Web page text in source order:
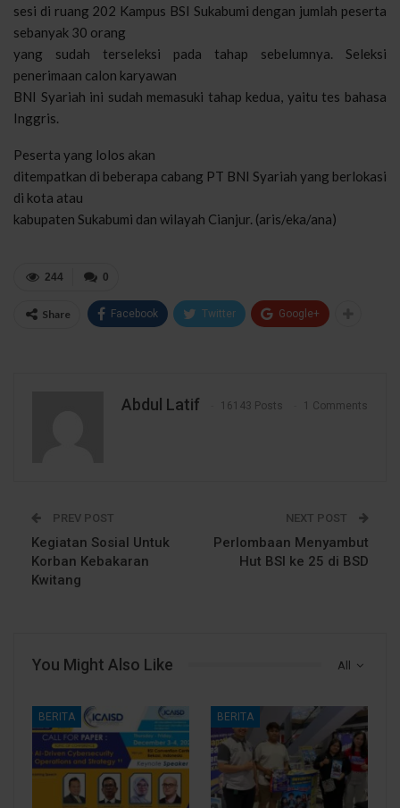
sesi di ruang 202 Kampus BSI Sukabumi dengan jumlah peserta
sebanyak 30 orang
yang sudah terseleksi pada tahap sebelumnya. Seleksi
penerimaan calon karyawan
BNI Syariah ini sudah memasuki tahap kedua, yaitu tes bahasa
Inggris.
Peserta yang lolos akan
ditempatkan di beberapa cabang PT BNI Syariah yang berlokasi
di kota atau
kabupaten Sukabumi dan wilayah Cianjur. (aris/eka/ana)
0
244
Share Facebook Twitter Google+
Abdul Latif 16143 Posts 1 Comments
PREV POST
Kegiatan Sosial Untuk
Korban Kebakaran
Kwitang
NEXT POST
Perlombaan Menyambut
Hut BSI ke 25 di BSD
All
You Might Also Like
BERITA BERITA